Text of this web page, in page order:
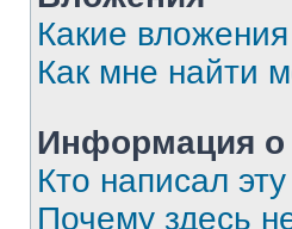
Какие
Как мне найти
Информация о
Кто написал
Почему здесь